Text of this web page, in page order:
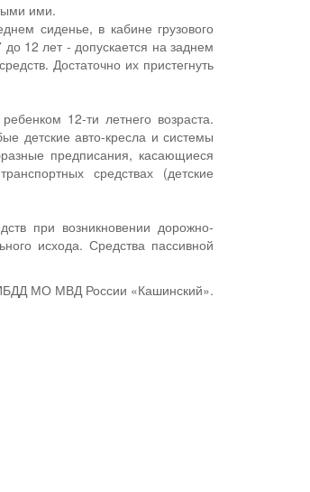
ими.
сиденье, в кабине грузового
12 лет - допускается на заднем
Достаточно их пристегнуть
12-ти летнего возраста.
детские авто-кресла и системы
предписания, касающиеся
средствах (детские
при возникновении дорожно-
исхода. Средства пассивной
МО МВД России «Кашинский».